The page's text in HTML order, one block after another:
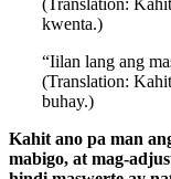
(Translation:
kwenta.)
“Iilan lang ang
(Translation:
buhay.)
Kahit ano pa man
mabigo, at mag-